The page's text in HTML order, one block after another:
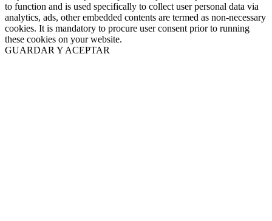
to function and is used specifically to collect user personal data via
analytics, ads, other embedded contents are termed as non-necessary
cookies. It is mandatory to procure user consent prior to running
these cookies on your website.
GUARDAR Y ACEPTAR